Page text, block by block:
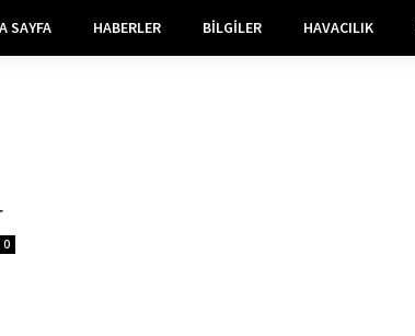
SAYFA HABERLER BILGILER HAVACILIK
0